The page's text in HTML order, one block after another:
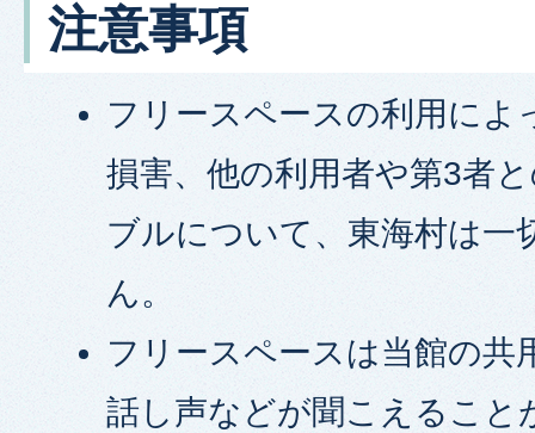
注意事項
フリースペースの利用によ
損害、他の利用者や第3者
ブルについて、東海村は一
ん。
フリースペースは当館の共
話し声などが聞こえること